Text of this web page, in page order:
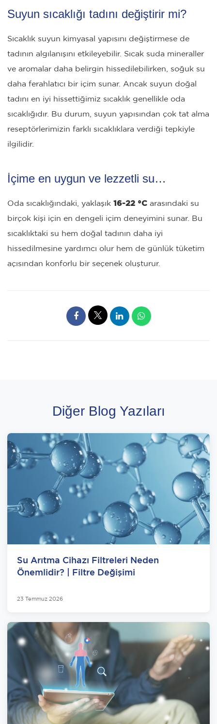
Suyun sıcaklığı tadını değiştirir mi?
Sıcaklık suyun kimyasal yapısını değiştirmese de
tadının algılanışını etkileyebilir. Sıcak suda mineraller
ve aromalar daha belirgin hissedilebilirken, soğuk su
daha ferahlatıcı bir içim sunar. Ancak suyun doğal
tadını en iyi hissettiğimiz sıcaklık genellikle oda
sıcaklığıdır. Bu durum, suyun yapısından çok tat alma
reseptörlerimizin farklı sıcaklıklara verdiği tepkiyle
ilgilidir.
İçime en uygun ve lezzetli su…
Oda sıcaklığındaki, yaklaşık 16-22 °C arasındaki su
birçok kişi için en dengeli içim deneyimini sunar. Bu
sıcaklıktaki su hem doğal tadının daha iyi
hissedilmesine yardımcı olur hem de günlük tüketim
açısından konforlu bir seçenek oluşturur.
Diğer Blog Yazıları
Su Arıtma Cihazı Filtreleri Neden
Önemlidir? | Filtre Değişimi
23 Temmuz 2026